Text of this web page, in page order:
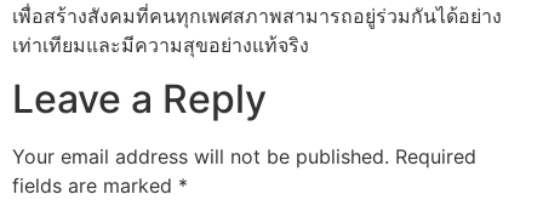
เพื่อสร้างสังคมที่คนทุกเพศสภาพสามารถอยู่ร่วมกันได้อย่าง
เท่าเทียมและมีความสุขอย่างแท้จริง
Leave a Reply
Your email address will not be published. Required
fields are marked *